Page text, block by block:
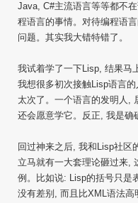
Java, C#主流语言等等都不
程语言的事情。对待编程语
问题。其实我大错特错了。
我试着学了一下Lisp, 结果马
我想很多初次接触Lisp语言
太次了。一个语言的发明人,
还会愿意学它。反正, 我是确
回过神来之后, 我和Lisp社区
立马就有一大套理论砸过来,
例。比如说: Lisp的括号只是
没有差别, 而且比XML语法